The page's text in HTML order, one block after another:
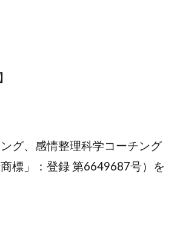
、感情整理科学コーチング
商標」：登録 第6649687号）を